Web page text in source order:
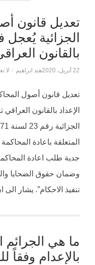
تعديل قانون
الجزائية يُعجل
بالقانون
22 أبريل، 2020 هند ابراهيم / لا
تعديل قانون أصول
الإعداد بالقانون
المتعلقة باعادة
جدية طلب اعادة
وضمان حقوق الضحايا
تنفيذ الاحكام”. يشار
ما هي الجرائم
بالإعدام وفقاً